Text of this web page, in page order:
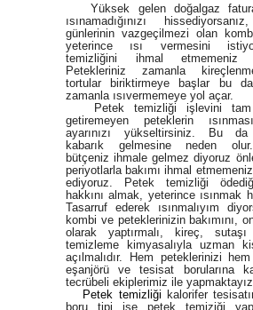
Yüksek gelen doğalgaz
ısınamadığınızı
günlerinin vazgeçilmezi olan
yeterince ısı vermesini
temizliğini ihmal etmemeniz
Petekleriniz zamanla
tortular biriktirmeye başlar bu da
zamanla ısıvermemeye yol açar.
Petek temizliği işlevini tam
getiremeyen peteklerin
ayarınızı yükseltirsiniz. Bu da
kabarık gelmesine neden
bütçeniz ihmale gelmez diyoruz
periyotlarla bakımı ihmal
ediyoruz. Petek temizliği
hakkını almak, yeterince ısınmak
Tasarruf ederek ısınmalıyım
kombi ve peteklerinizin bakımını,
olarak yaptırmalı, kireç, sutaşı
temizleme kimyasalıyla uzman
açılmalıdır. Hem peteklerinizi
eşanjörü ve tesisat borularına
tecrübeli ekiplerimiz ile yapmaktayız.
Petek temizliği kalorifer
boru tipi ise petek temiziği